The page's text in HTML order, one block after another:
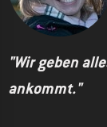
"Wir geben
ankommt."